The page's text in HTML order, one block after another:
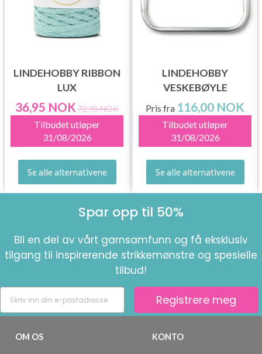
LINDEHOBBY RIBBON
LUX
36,95 NOK 72,95 NOK
Tilbudet utløper
31/08/2026
Se alle alternativene
LINDEHOBBY
VESKEBØYLE
Pris fra 116,00 NOK
Tilbudet utløper
31/08/2026
Se alle alternativene
Spar opp til 50%
Bli en del av vårt garnsamfunn og få eksklusiv
tilgang til inspirerende strikkemønstre og spesielle
tilbud!
Registrere meg
OM OS KONTO